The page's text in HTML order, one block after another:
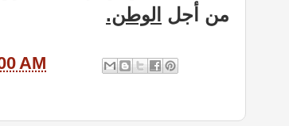
من أجل الوطن.
AM